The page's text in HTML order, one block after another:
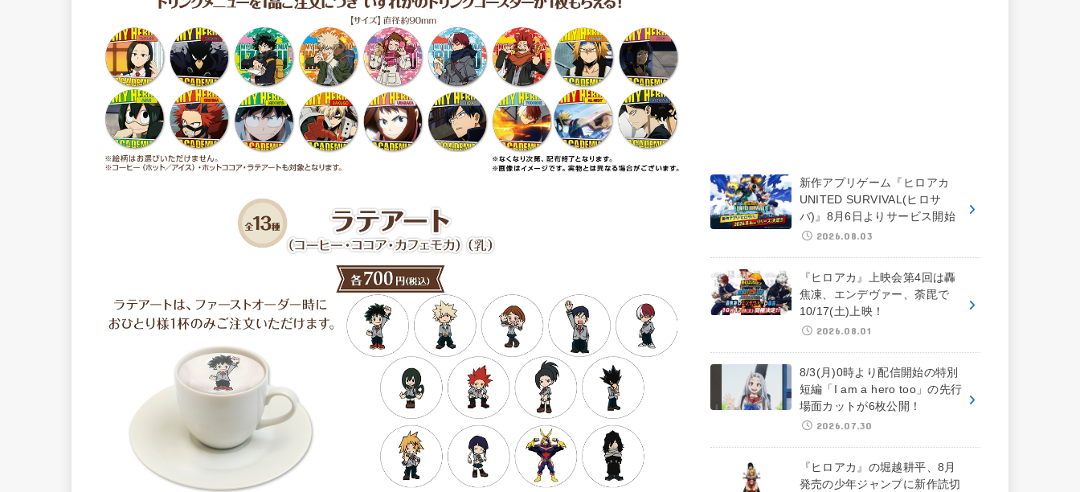
新作アプリゲーム『ヒロアカ
UNITED SURVIVAL(ヒロサ
バ)』8月6日よりサービス開始
2026.08.03
『ヒロアカ』上映会第4回は轟
焦凍、エンデヴァー、荼毘で
10/17(土)上映！
2026.08.01
8/3(月)0時より配信開始の特別
短編「I am a hero too」の先行
場面カットが6枚公開！
2026.07.30
『ヒロアカ』の堀越耕平、8月
発売の少年ジャンプに新作読切